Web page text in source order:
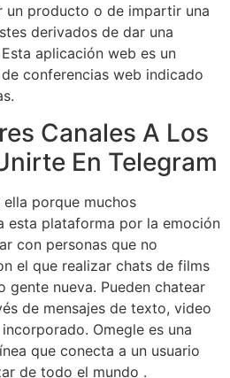
un producto o de impartir una
derivados de dar una
aplicación web es un
conferencias web indicado
Canales A Los
En Telegram
porque muchos
esta plataforma por la emoción
con personas que no
el que realizar chats de films
gente nueva. Pueden chatear
de mensajes de texto, video
Omegle es una
que conecta a un usuario
de todo el mundo .